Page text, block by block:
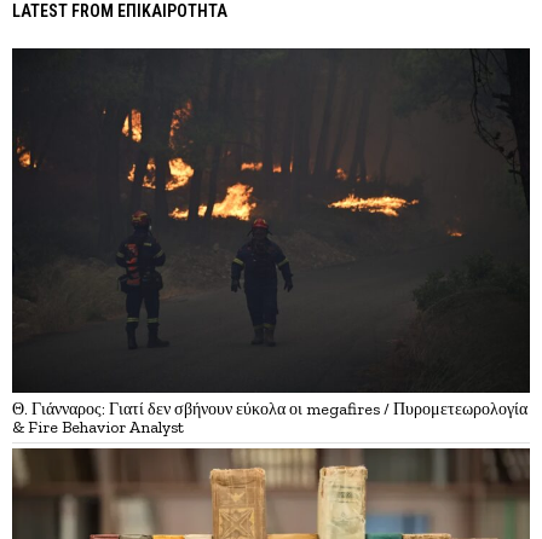
LATEST FROM ΕΠΙΚΑΙΡΟΤΗΤΑ
Θ. Γιάνναρος: Γιατί δεν σβήνουν εύκολα οι megafires / Πυρομετεωρολογία
& Fire Behavior Analyst